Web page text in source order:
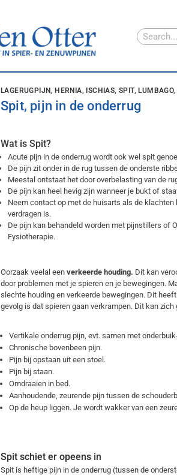
LAGERUGPIJN, HERNIA, ISCHIAS, SPIT,
Spit, pijn in de onderrug
Wat is Spit?
Acute pijn in de onderrug wordt ook wel spit
De pijn zit onder in de rug tussen de onderste
Meestal ontstaat het door overbelasting van de
De pijn kan heel hevig zijn wanneer je bukt of
Neem contact op met de huisarts als de
verdragen is.
De pijn kan behandeld worden met pijnstillers of
Fysiotherapie.
Oorzaak veelal een verkeerde houding. Dit kan
door problemen met je spieren en je bewegingen.
slechte houding en verkeerde bewegingen. Dit
gevolg is dat spieren gaan verkrampen. Dit kan zich
Vertikale onderrug pijn, evt. samen met
Chronische bovenbeen pijn.
Pijn bij opstaan uit een stoel.
Pijn bij staan.
Omdraaien in bed.
Aanhoudende, zeurende pijn tussen de
Op de heup liggen. Je wordt wakker van een
Spit schiet er opeens in
Spit is heftige pijn in de onderrug (tussen de